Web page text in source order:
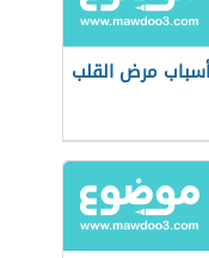
أسباب مرض القلب